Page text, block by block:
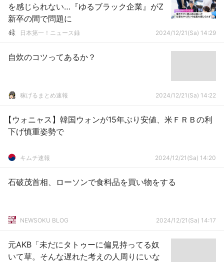
を感じられない…『ゆるブラック企業』がZ
新卒の間で問題に
日本第一！ニュース録 2024/12/21(Sa) 14:29
自炊のコツってあるか？
稼げるまとめ速報 2024/12/21(Sa) 14:22
【ウォニャス】韓国ウォンが15年ぶり安値、米ＦＲＢの利
下げ慎重姿勢で
キムチ速報 2024/12/21(Sa) 14:20
石破茂首相、ローソンで食料品を買い物をする
NEWSOKU BLOG 2024/12/21(Sa) 14:17
元AKB「未だにタトゥーに偏見持ってる奴
いて草。そんな遅れた考えの人周りにいな